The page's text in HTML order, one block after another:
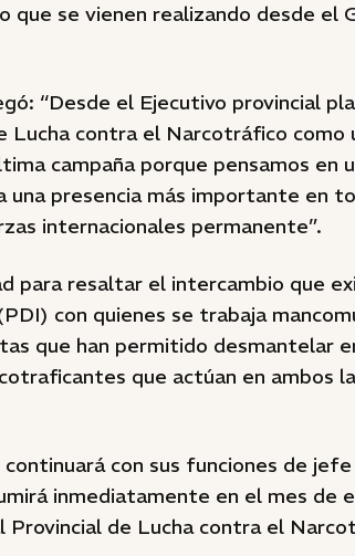
que se vienen realizando desde el
“Desde el Ejecutivo provincial
Lucha contra el Narcotráfico como
campaña porque pensamos en
presencia más importante en
internacionales permanente”.
para resaltar el intercambio que
con quienes se trabaja
que han permitido desmantelar
que actúan en ambos
con sus funciones de
inmediatamente en el mes de
Provincial de Lucha contra el